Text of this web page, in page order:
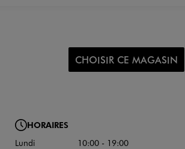
CHOISIR CE MAGASIN
HORAIRES
Lundi
10:00 - 19:00